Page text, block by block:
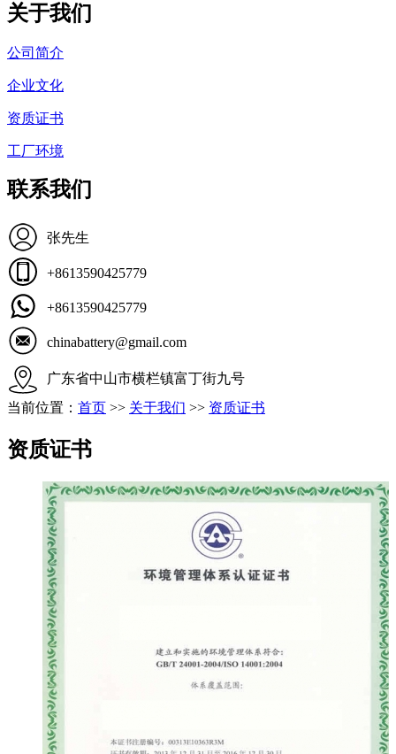
关于我们
公司简介
企业文化
资质证书
工厂环境
联系我们
张先生
+8613590425779
+8613590425779
chinabattery@gmail.com
广东省中山市横栏镇富丁街九号
当前位置： 首页 >> 关于我们 >> 资质证书
资质证书